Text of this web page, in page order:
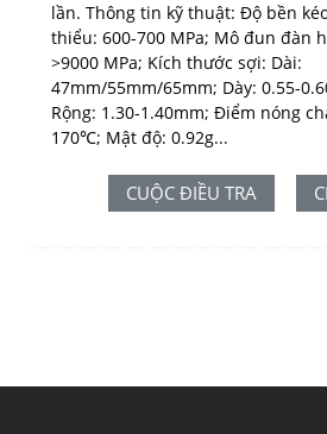
lần. Thông tin kỹ thuật: Độ bền
thiểu: 600-700 MPa; Mô đun đàn
>9000 MPa; Kích thước sợi: Dài:
47mm/55mm/65mm; Dày: 0.55-
Rộng: 1.30-1.40mm; Điểm nóng
170℃; Mật độ: 0.92g...
CUỘC ĐIỀU TRA